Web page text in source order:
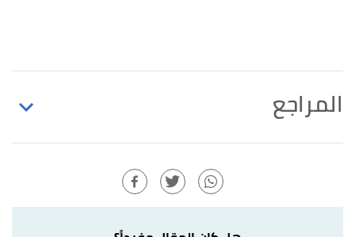
المراجع
medium , Retrieved 15/4/2021. Edited.
↑
"Defensive Midfielder in Soccer"
,